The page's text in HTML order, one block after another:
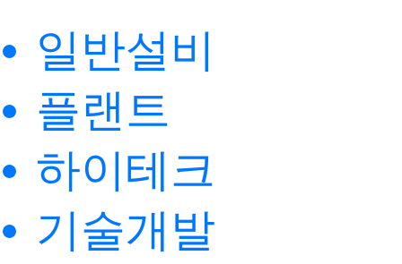
일반설비
플랜트
하이테크
기술개발